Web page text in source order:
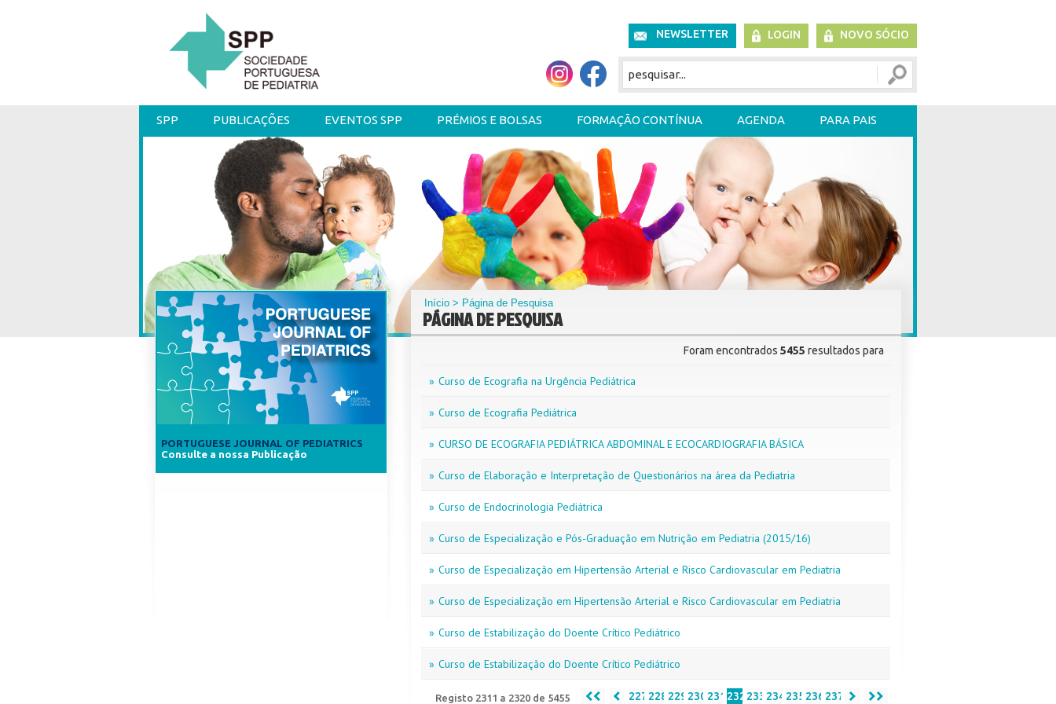
NEWSLETTER LOGIN NOVO SÓCIO
SPP PUBLICAÇÕES EVENTOS SPP PRÉMIOS E BOLSAS FORMAÇÃO CONTÍNUA AGENDA PARA PAIS
PORTUGUESE JOURNAL OF PEDIATRICS
Consulte a nossa Publicação
Início > Página de Pesquisa
PÁGINA DE PESQUISA
Foram encontrados 5455 resultados para
» Curso de Ecografia na Urgência Pediátrica
» Curso de Ecografia Pediátrica
» CURSO DE ECOGRAFIA PEDIÁTRICA ABDOMINAL E ECOCARDIOGRAFIA BÁSICA
» Curso de Elaboração e Interpretação de Questionários na área da Pediatria
» Curso de Endocrinologia Pediátrica
» Curso de Especialização e Pós-Graduação em Nutrição em Pediatria (2015/16)
» Curso de Especialização em Hipertensão Arterial e Risco Cardiovascular em Pediatria
» Curso de Especialização em Hipertensão Arterial e Risco Cardiovascular em Pediatria
» Curso de Estabilização do Doente Crítico Pediátrico
» Curso de Estabilização do Doente Crítico Pediátrico
Registo 2311 a 2320 de 5455 227 228 229 230 231 232 233 234 235 236 237